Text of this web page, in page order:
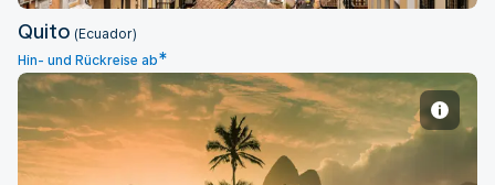
Quito (Ecuador)
Hin- und Rückreise ab*